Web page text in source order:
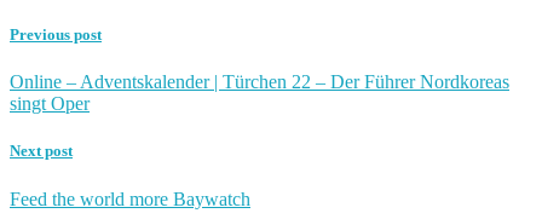
Previous post
Online – Adventskalender | Türchen 22 – Der Führer Nordkoreas
singt Oper
Next post
Feed the world more Baywatch